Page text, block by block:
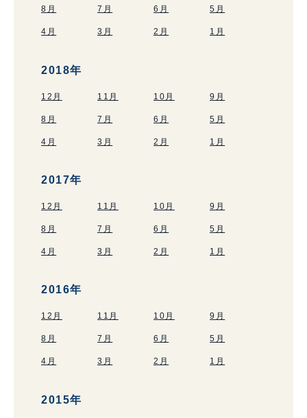
8月 7月 6月 5月
4月 3月 2月 1月
2018年
12月 11月 10月 9月
8月 7月 6月 5月
4月 3月 2月 1月
2017年
12月 11月 10月 9月
8月 7月 6月 5月
4月 3月 2月 1月
2016年
12月 11月 10月 9月
8月 7月 6月 5月
4月 3月 2月 1月
2015年